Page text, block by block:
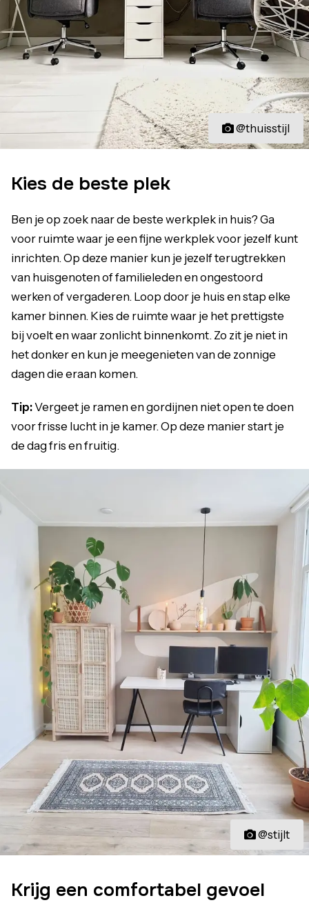
@thuisstijl
Kies de beste plek
Ben je op zoek naar de beste werkplek in huis? Ga
voor ruimte waar je een fijne werkplek voor jezelf kunt
inrichten. Op deze manier kun je jezelf terugtrekken
van huisgenoten of familieleden en ongestoord
werken of vergaderen. Loop door je huis en stap elke
kamer binnen. Kies de ruimte waar je het prettigste
bij voelt en waar zonlicht binnenkomt. Zo zit je niet in
het donker en kun je meegenieten van de zonnige
dagen die eraan komen.
Tip:Vergeet je ramen en gordijnen niet open te doen
voor frisse lucht in je kamer. Op deze manier start je
de dag fris en fruitig.
@stijlt
Krijg een comfortabel gevoel